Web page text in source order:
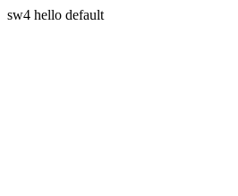
sw4 hello default